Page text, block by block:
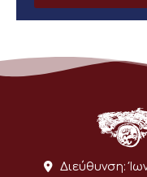
Διεύθυνση: